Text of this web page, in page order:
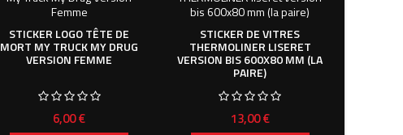
STICKER LOGO TÊTE DE
MORT MY TRUCK MY DRUG
VERSION FEMME
Prix
6,00 €
STICKER DE VITRES
THERMOLINER LISERET
VERSION BIS 600X80 MM (LA
PAIRE)
Prix
13,00 €